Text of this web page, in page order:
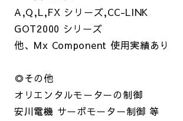
A,Q,L,FX シリーズ,CC-LINK
GOT2000 シリーズ
他、Mx Component 使用実績あり
◎その他
オリエンタルモーターの制御
安川電機 サーボモーター制御 等